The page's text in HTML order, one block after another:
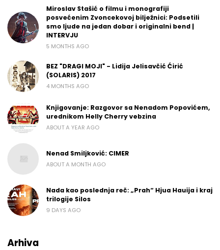
Miroslav Stašić o filmu i monografiji
posvećenim Zvoncekovoj bilježnici: Podsetili
smo ljude na jedan dobar i originalni bend |
INTERVJU
5 MONTHS AGO
BEZ "DRAGI MOJI" - Lidija Jelisavčić Ćirić
(SOLARIS) 2017
4 MONTHS AGO
Knjigovanje: Razgovor sa Nenadom Popovićem,
urednikom Helly Cherry vebzina
ABOUT A YEAR AGO
Nenad Smiljković: CIMER
ABOUT A MONTH AGO
Nada kao poslednja reč: „Prah“ Hjua Hauija i kraj
trilogije Silos
9 DAYS AGO
Arhiva